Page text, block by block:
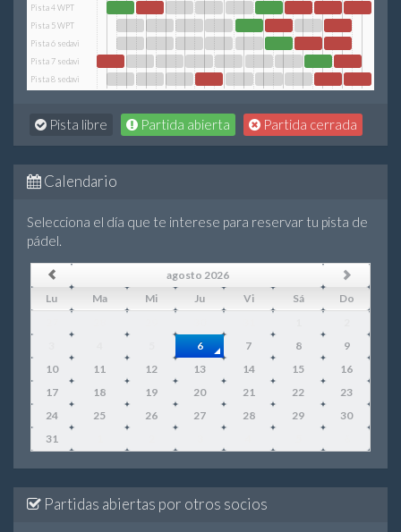
Pista 4 WPT
Pista 5 WPT
Pista 6 sedavi
Pista 7 sedavi
Pista 8 sedavi
Pista libre Partida abierta Partida cerrada
Calendario
Selecciona el día que te interese para reservar tu pista de
pádel.
agosto 2026
Lu
Ma Mi Ju Vi Sá
Do
6 7 8
9
10
11 12 13 14 15
16
17
18 19 20 21 22
23
24
25 26 27 28 29
30
31
Partidas abiertas por otros socios